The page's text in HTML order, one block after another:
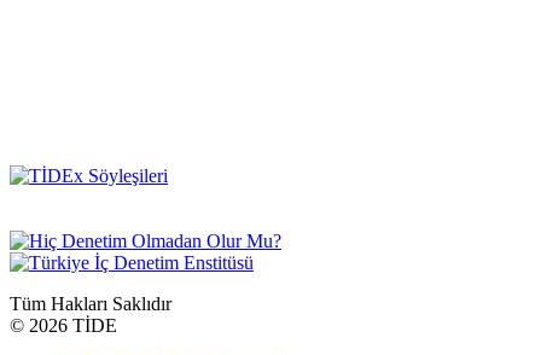
Tüm Hakları Saklıdır
© 2026 TİDE